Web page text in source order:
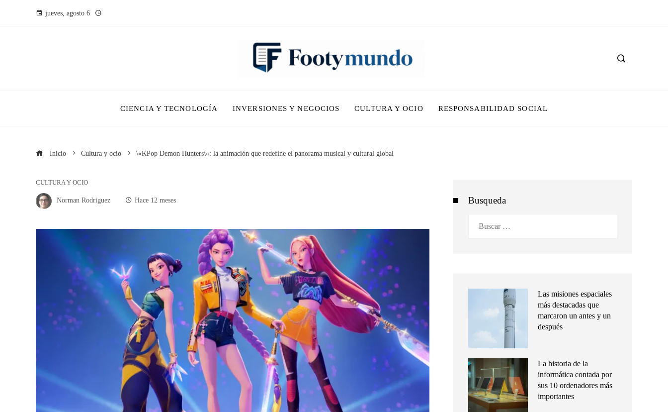
jueves, agosto 6
CIENCIA Y TECNOLOGÍA INVERSIONES Y NEGOCIOS CULTURA Y OCIO RESPONSABILIDAD SOCIAL
Inicio Cultura y ocio \»KPop Demon Hunters\»: la animación que redefine el panorama musical y cultural global
CULTURA Y OCIO
Norman Rodriguez Hace 12 meses Busqueda
Las misiones espaciales
más destacadas que
marcaron un antes y un
después
La historia de la
informática contada por
sus 10 ordenadores más
importantes